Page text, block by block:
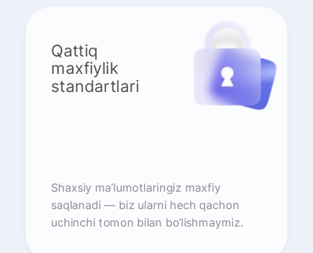
Qattiq
maxfiylik
standartlari
Shaxsiy ma’lumotlaringiz maxfiy
saqlanadi — biz ularni hech qachon
uchinchi tomon bilan bo‘lishmaymiz.